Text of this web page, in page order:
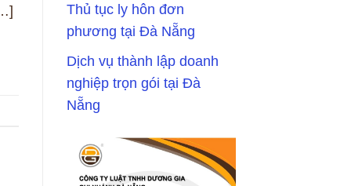
Thủ tục ly hôn đơn
phương tại Đà Nẵng
Dịch vụ thành lập doanh
nghiệp trọn gói tại Đà
Nẵng